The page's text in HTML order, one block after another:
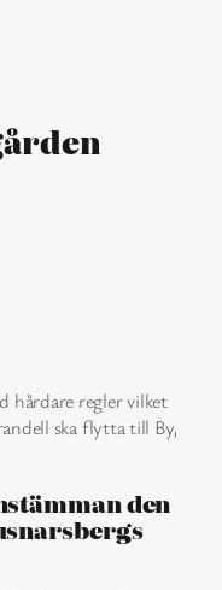
hårdare regler vilket
ska flytta till By,
den